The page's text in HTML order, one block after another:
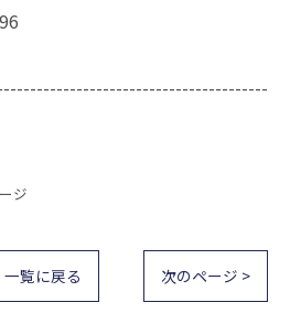
ジ
一覧に戻る 次のページ >